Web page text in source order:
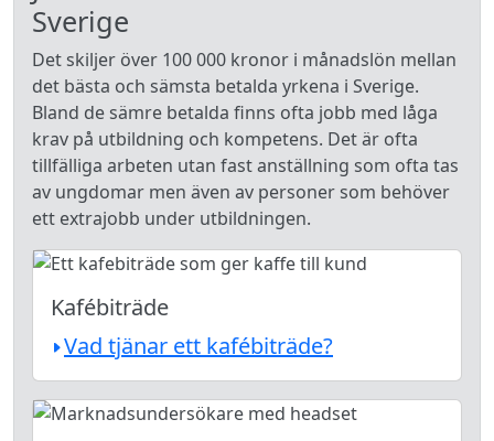
Sverige
Det skiljer över 100 000 kronor i månadslön mellan
det bästa och sämsta betalda yrkena i Sverige.
Bland de sämre betalda finns ofta jobb med låga
krav på utbildning och kompetens. Det är ofta
tillfälliga arbeten utan fast anställning som ofta tas
av ungdomar men även av personer som behöver
ett extrajobb under utbildningen.
Kafébiträde
Vad tjänar ett kafébiträde?